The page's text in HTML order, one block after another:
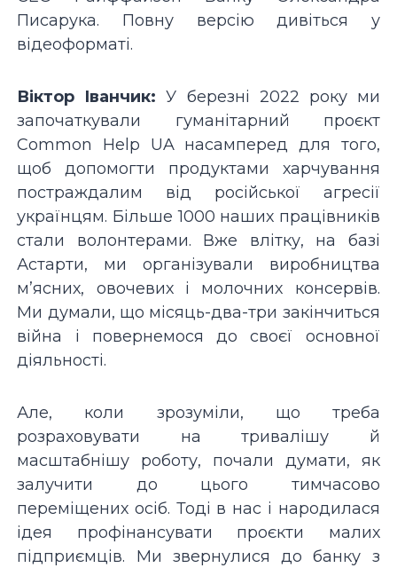
Писарука. Повну версію дивіться у
відеоформаті.
Віктор Іванчик: У березні 2022 року ми
започаткували гуманітарний проєкт
Common Help UA насамперед для того,
щоб допомогти продуктами харчування
постраждалим від російської агресії
українцям. Більше 1000 наших працівників
стали волонтерами. Вже влітку, на базі
Астарти, ми організували виробництва
мʼясних, овочевих і молочних консервів.
Ми думали, що місяць-два-три закінчиться
війна і повернемося до своєї основної
діяльності.
Але, коли зрозуміли, що треба
розраховувати на тривалішу й
масштабнішу роботу, почали думати, як
залучити до цього тимчасово
переміщених осіб. Тоді в нас і народилася
ідея профінансувати проєкти малих
підприємців. Ми звернулися до банку з